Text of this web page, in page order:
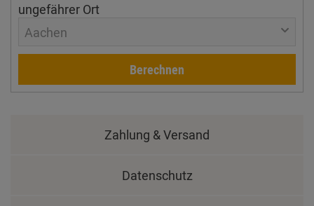
ungefährer Ort
Aachen
Berechnen
Zahlung & Versand
Datenschutz